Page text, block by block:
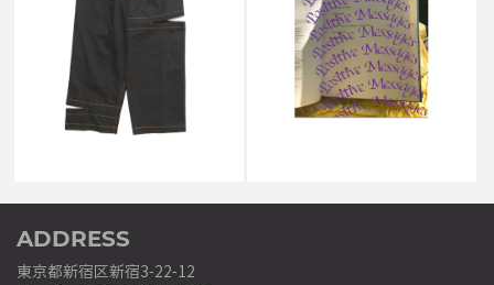
BRI BRI JEANS CONTRAST
STITCHING BLACK GOLD
￥31,900
↓
￥12,760
A POSITIVE MESSAGE by
P.A.M. + Cali Thornhill DeWitt
POZ MEZ INNEN
PUBLICATION ALL
￥3,300
ADDRESS
東京都新宿区新宿3-22-12